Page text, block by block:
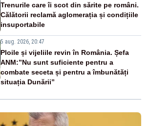
Trenurile care îi scot din sărite pe români.
Călătorii reclamă aglomerația și condițiile
insuportabile
5 aug. 2026, 20:47
Ploile și vijeliile revin în România. Șefa
ANM:”Nu sunt suficiente pentru a
combate seceta și pentru a îmbunătăți
situația Dunării”